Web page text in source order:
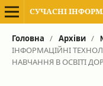
Головна / Архіви /
ІНФОРМАЦІЙНІ
НАВЧАННЯ В ОСВІТІ